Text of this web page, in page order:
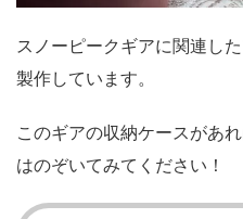
スノーピークギアに関連し
製作しています。
このギアの収納ケースがあ
はのぞいてみてください！